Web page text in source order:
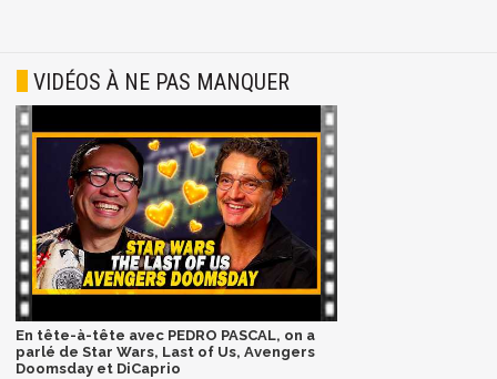
VIDÉOS À NE PAS MANQUER
En tête-à-tête avec PEDRO PASCAL, on a
parlé de Star Wars, Last of Us, Avengers
Doomsday et DiCaprio